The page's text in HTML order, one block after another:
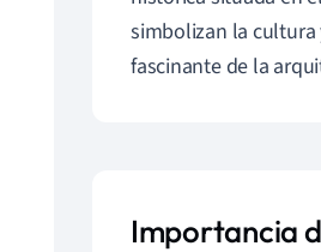
simbolizan la cultura
fascinante de la
Importancia